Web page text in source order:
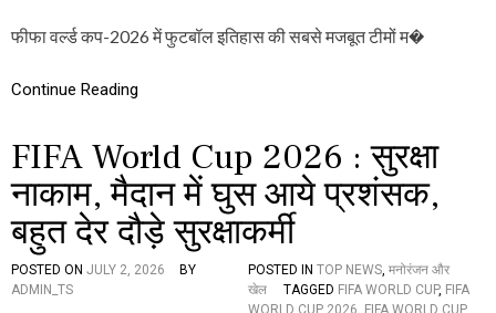
म
र
इ
न
ल
में
प
चा
स्पे
न
फीफा वर्ल्ड कप-2026 में फुटबॉल इतिहास की सबसे मजबूत टीमों म�
Continue Reading
FIFA World Cup 2026 : सुरक्षा
नाकाम, मैदान में घुस आये प्रशंसक,
बहुत देर दौड़े सुरक्षाकर्मी
POSTED ON JULY 2, 2026
BY
ADMIN_TS
POSTED IN TOP NEWS, मनोरंजन और
खेल
TAGGED FIFA WORLD CUP, FIFA
WORLD CUP 2026, FIFA WORLD CUP